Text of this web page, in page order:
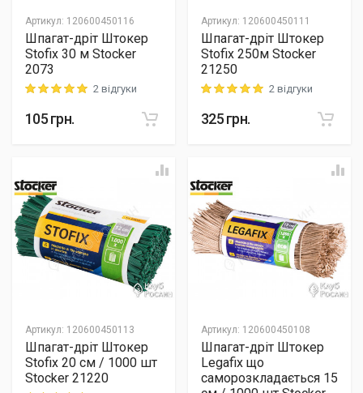
Артикул: 120600450116
Шпагат-дріт Штокер
Stofix 30 м Stocker
2073
Rating: 5 out of 52 відгуки
105грн.
Артикул: 120600450111
Шпагат-дріт Штокер
Stofix 250м Stocker
21250
Rating: 5 out of 52 відгуки
325грн.
Артикул: 120600450113
Шпагат-дріт Штокер
Stofix 20 см / 1000 шт
Stocker 21220
Артикул: 120600450108
Шпагат-дріт Штокер
Legafix що
саморозкладається 15